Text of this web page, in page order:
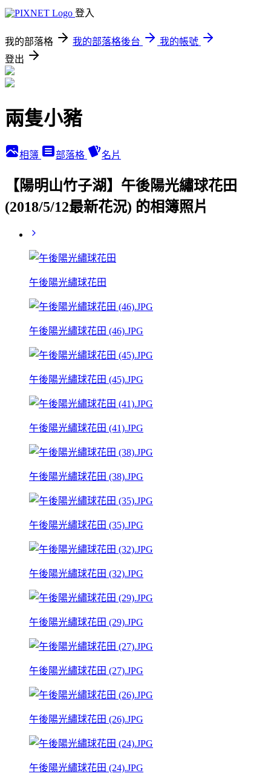
登入
我的部落格 我的部落格後台
我的帳號
登出
兩隻小豬
相簿 部落格 名片
【陽明山竹子湖】午後陽光繡球花田
(2018/5/12最新花況) 的相簿照片
午後陽光繡球花田
午後陽光繡球花田 (46).JPG
午後陽光繡球花田 (45).JPG
午後陽光繡球花田 (41).JPG
午後陽光繡球花田 (38).JPG
午後陽光繡球花田 (35).JPG
午後陽光繡球花田 (32).JPG
午後陽光繡球花田 (29).JPG
午後陽光繡球花田 (27).JPG
午後陽光繡球花田 (26).JPG
午後陽光繡球花田 (24).JPG